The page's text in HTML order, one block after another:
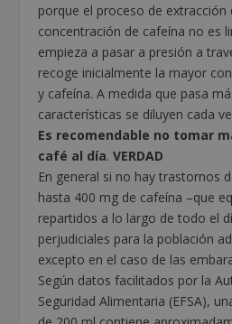
porque el proceso de extracción
concentración de cafeína no es
empieza a pasar a presión a
recoge inicialmente la mayor
y cafeína. A medida que pasa
características se diluyen cada
Es recomendable no tomar
café al día.VERDAD
En general si no hay trastornos
hasta 400 mg de cafeína –que
repartidos a lo largo de todo el
perjudiciales para la población
excepto en el caso de las
Según datos facilitados por la
Seguridad Alimentaria (EFSA),